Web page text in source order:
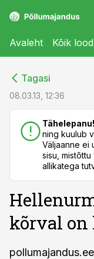
Avaleht Kõik lood
Tagasi
08.03.13, 12:36
Tähelepanu!
ning kuulub
Väljaanne ei
sisu,
allikatega
kõrval on